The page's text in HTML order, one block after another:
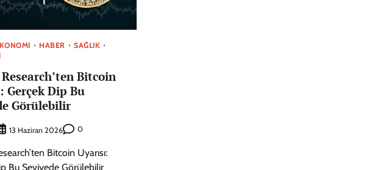
HABER
SAĞLIK
Bitcoin
Gerçek Dip Bu
Görülebilir
13 Haziran 2026 0
Bitcoin Uyarısı:
Bu Seviyede Görülebilir